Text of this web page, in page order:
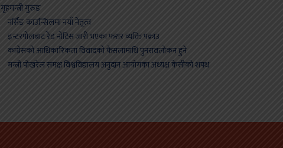
गृहमन्त्री गुरुङ
नर्सिङ काउन्सिलमा नयाँ नेतृत्व
इन्टरपोलबाट रेड नोटिस जारी भएका फरार व्यक्ति पक्राउ
कांग्रेसको आधिकारिकता विवादको फैसलामाथि पुनरावलोकन हुने
मन्त्री पोखरेल समक्ष विश्वविद्यालय अनुदान आयोगका अध्यक्ष केसीको शपथ